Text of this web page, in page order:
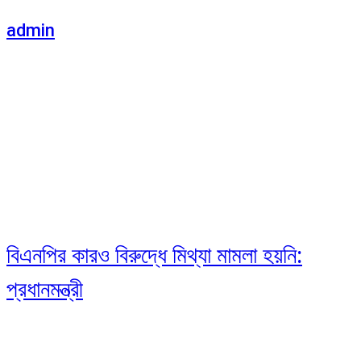
admin
বিএনপির কারও বিরুদ্ধে মিথ্যা মামলা হয়নি:
প্রধানমন্ত্রী